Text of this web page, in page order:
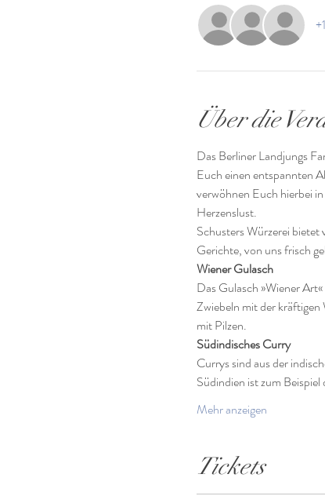
Über die
Das Berliner Landjungs
Euch einen entspannten
verwöhnen Euch hierbei
Herzenslust.
Schusters Würzerei
Gerichte, von uns frisch
Wiener Gulasch
Das Gulasch »Wiener
Zwiebeln mit der kräftigen
mit Pilzen.
Südindisches Curry
Currys sind aus der
Südindien ist zum
Mehr anzeigen
Tickets